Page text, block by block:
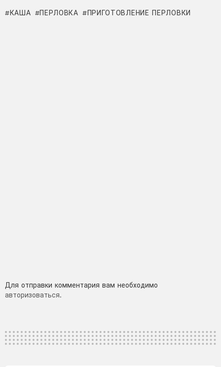
КАША ПЕРЛОВКА ПРИГОТОВЛЕНИЕ ПЕРЛОВКИ
Добавить
комментарий
Для отправки комментария вам необходимо
авторизоваться.